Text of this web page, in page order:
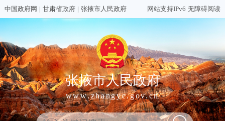
中国政府网 | 甘肃省政府 | 张掖市人民政府 网站支持IPv6 无障碍阅读
张掖市人民政府
www.zhangye.gov.cn